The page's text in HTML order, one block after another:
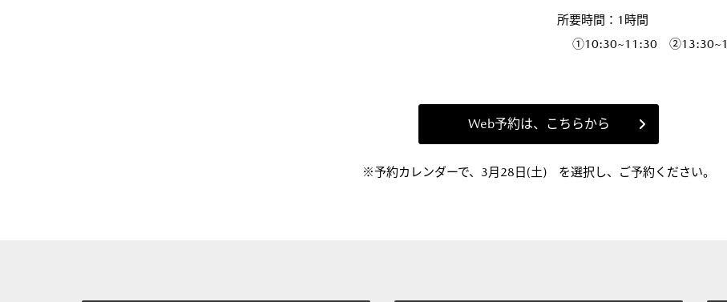
所要時間：1時間
①10:30~11:30
Web予約は、こちらから
※予約カレンダーで、3月28日(土) を選択し、ご予約ください。